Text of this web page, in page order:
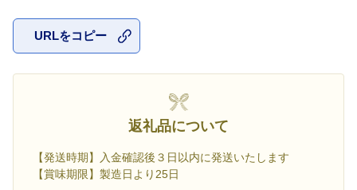
URLをコピー
返礼品について
【発送時期】入金確認後３日以内に発送いたします
【賞味期限】製造日より25日